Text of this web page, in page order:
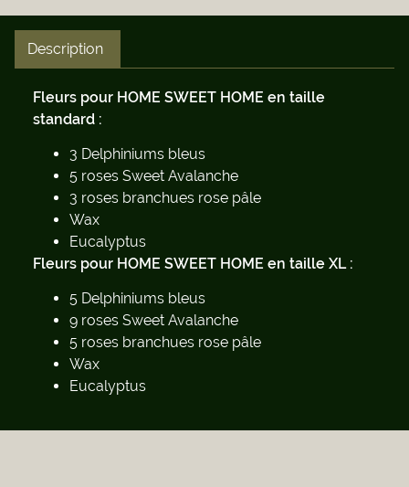
Description
Fleurs pour HOME SWEET HOME en taille
standard :
3 Delphiniums bleus
5 roses Sweet Avalanche
3 roses branchues rose pâle
Wax
Eucalyptus
Fleurs pour HOME SWEET HOME en taille XL :
5 Delphiniums bleus
9 roses Sweet Avalanche
5 roses branchues rose pâle
Wax
Eucalyptus